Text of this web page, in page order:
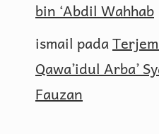
bin ‘Abdil Wahhab
ismail pada
Qawa’idul Arba’
Fauzan